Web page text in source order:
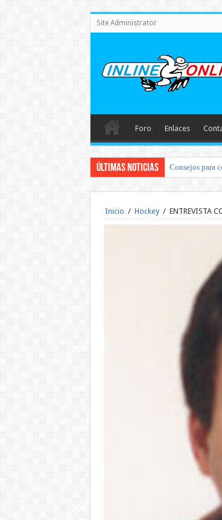
Site Administrator
Foro Enlaces
Últimas noticias Consejos para
Inicio / Hockey / ENTREVISTA